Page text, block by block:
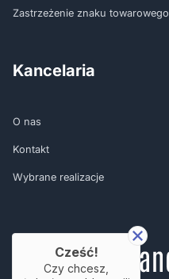
Zastrzeżenie znaku towarowego
Kancelaria
O nas
Kontakt
Wybrane realizacje
Cześć!
Czy chcesz,